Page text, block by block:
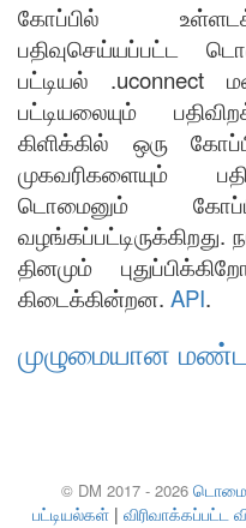
கோப்பில்
பதிவுசெய்யப்பட்ட
பட்டியல்
பட்டியலையும்
கிளிக்கில் ஒரு
முகவரிகளையும்
டொமைனும்
தினமும்
கிடைக்கின்றன. API.
முழுமையான
© DM 2017 - 2026
பட்டியல்கள் | விரிவாக்கப்பட்ட